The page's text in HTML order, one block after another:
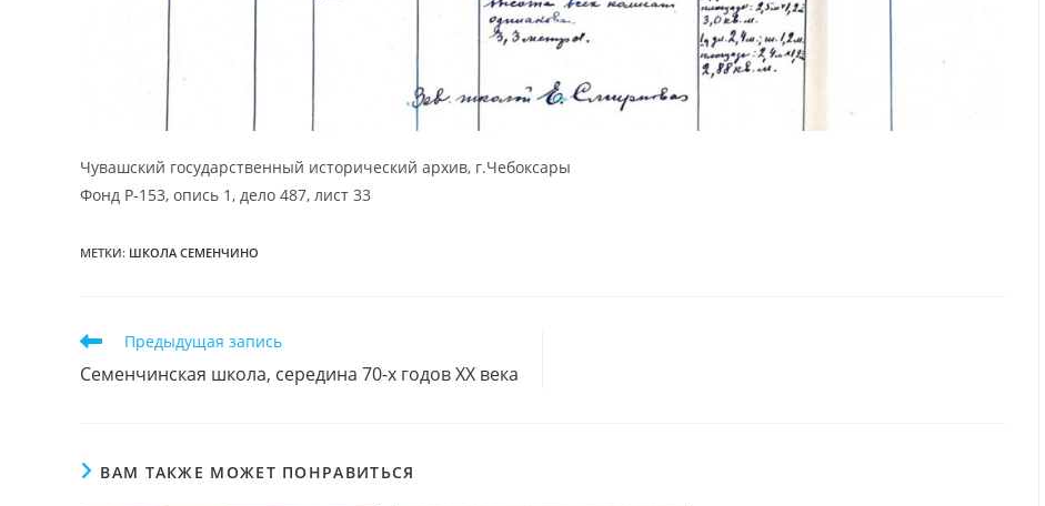
Чувашский государственный исторический архив, г.Чебоксары
Фонд Р-153, опись 1, дело 487, лист 33
МЕТКИ: ШКОЛА СЕМЕНЧИНО
Читать
статьи
Предыдущая запись
Семенчинская школа, середина 70-х годов XX века
ВАМ ТАКЖЕ МОЖЕТ ПОНРАВИТЬСЯ